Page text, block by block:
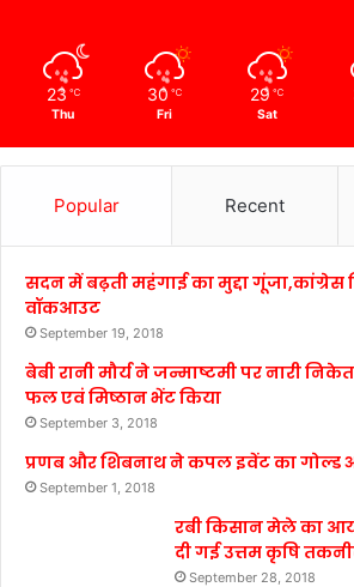
23 ℃
Thu
30 ℃
Fri
29 ℃
Sat
Popular Recent
सदन में बढ़ती महंगाई का मुद्दा गूंजा,कांग्रेस
वॉकआउट
September 19, 2018
बेबी रानी मौर्य ने जन्माष्टमी पर नारी
फल एवं मिष्ठान भेंट किया
September 3, 2018
प्रणब और शिबनाथ ने कपल इवेंट का गोल्ड
September 1, 2018
रबी किसान मेले का
दी गई उत्तम कृषि
September 28, 2018